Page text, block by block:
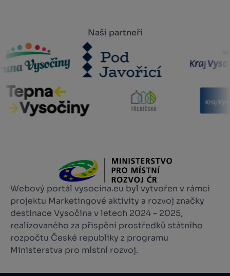
Naši partneři
Webový portál vysocina.eu byl vytvořen v rámci
projektu Marketingové aktivity a rozvoj značky
destinace Vysočina v letech 2024 – 2025,
realizovaného za přispění prostředků státního
rozpočtu České republiky z programu
Ministerstva pro místní rozvoj.